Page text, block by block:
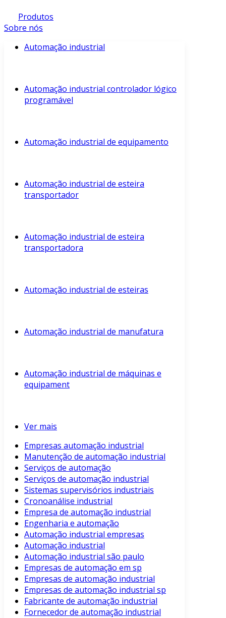
Produtos
Sobre nós
Automação industrial
Automação industrial controlador lógico
programável
Automação industrial de equipamento
Automação industrial de esteira
transportador
Automação industrial de esteira
transportadora
Automação industrial de esteiras
Automação industrial de manufatura
Automação industrial de máquinas e
equipament
Ver mais
Empresas automação industrial
Manutenção de automação industrial
Serviços de automação
Serviços de automação industrial
Sistemas supervisórios industriais
Cronoanálise industrial
Empresa de automação industrial
Engenharia e automação
Automação industrial empresas
Automação industrial
Automação industrial são paulo
Empresas de automação em sp
Empresas de automação industrial
Empresas de automação industrial sp
Fabricante de automação industrial
Fornecedor de automação industrial